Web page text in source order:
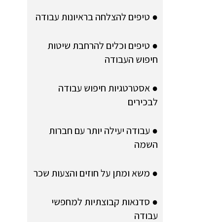
● טיפים להצלחה בראיונות עבודה
● טיפים וכלים להרחבת שיטות
חיפוש העבודה
● אסטרטגיות חיפוש עבודה
לבכירים
● עבודה יעילה יותר עם חברות
השמה
● משא ומתן על חוזים והצעות שכר
● סדנאות קבוצתיות למחפשי
עבודה